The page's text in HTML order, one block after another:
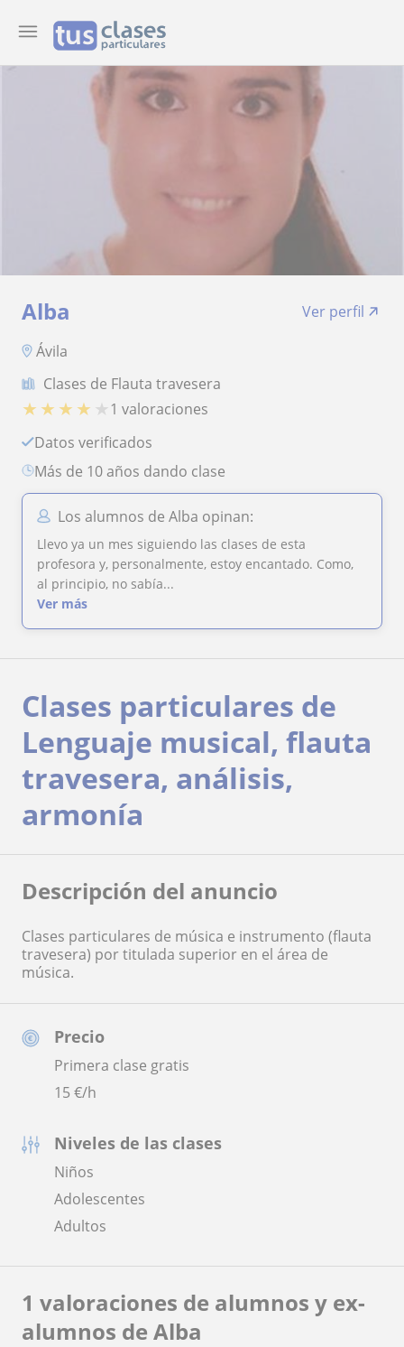
Alba
Ver perfil
Ávila
Clases de Flauta travesera
★ ★ ★ ★ ★1 valoraciones
Datos verificados
más de 10 años dando clase
Los alumnos de Alba opinan:
Llevo ya un mes siguiendo las clases de esta
profesora y, personalmente, estoy encantado. Como,
al principio, no sabía...
Ver más
Precio
Primera clase gratis
15€/h
Niveles de las clases
Niños
Adolescentes
Adultos
Clases particulares de
Lenguaje musical, flauta
travesera, análisis,
armonía
Descripción del anuncio
Clases particulares de música e instrumento (flauta
travesera) por titulada superior en el área de
música.
1 valoraciones de alumnos y ex-
alumnos de Alba